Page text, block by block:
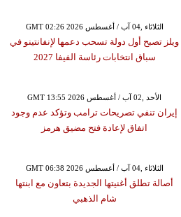
GMT 02:26 2026 الثلاثاء ,04 آب / أغسطس
ويلز تصبح أول دولة تسحب دعمها لإنفانتينو في
سباق انتخابات رئاسة الفيفا 2027
GMT 13:55 2026 الأحد ,02 آب / أغسطس
إيران تنفي تصريحات ترامب وتؤكد عدم وجود
اتفاق لإعادة فتح مضيق هرمز
GMT 06:38 2026 الثلاثاء ,04 آب / أغسطس
أصالة تطلق أغنيتها الجديدة بتعاون مع ابنتها
شام الذهبي